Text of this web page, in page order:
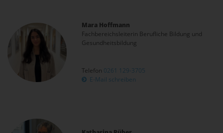
Mara Hoffmann
Fachbereichsleiterin Berufliche Bildung und
Gesundheitsbildung
Telefon 0261 129-3705
E-Mail schreiben